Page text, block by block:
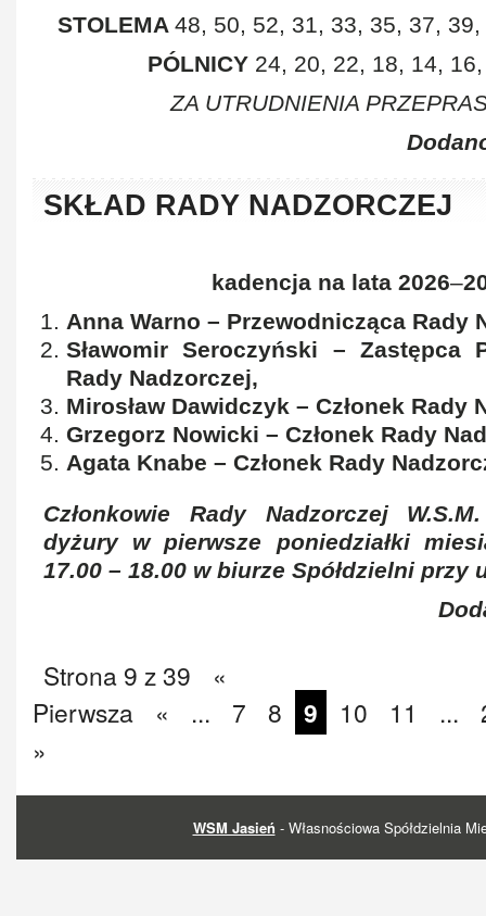
STOLEMA 48, 50, 52, 31, 33, 35, 37,
PÓLNICY 24, 20, 22, 18, 14,
ZA UTRUDNIENIA
SKŁAD RADY NADZORCZEJ
kadencja na lata 2026–
Anna Warno – Przewodnicząca Rady
Sławomir Seroczyński – Zastępca
Rady Nadzorczej,
Mirosław Dawidczyk – Członek Rady
Grzegorz Nowicki – Członek Rady
Agata Knabe – Członek Rady
Członkowie Rady Nadzorczej
dyżury w pierwsze poniedziałki
17.00 – 18.00 w biurze Spółdzielni przy
Strona 9 z 39
«
Pierwsza
« ... 7 8 9 10 11 ...
»
WSM Jasień - Własnościowa Spółdzielnia